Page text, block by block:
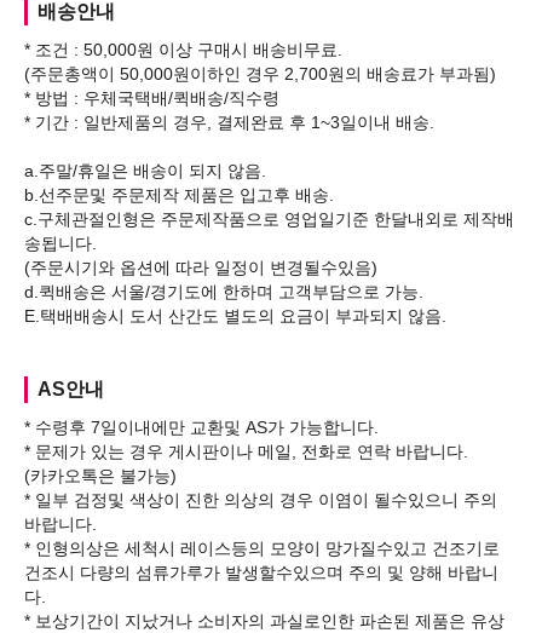
배송안내
* 조건 : 50,000원 이상 구매시 배송비무료.
(주문총액이 50,000원이하인 경우 2,700원의 배송료가 부과됨)
* 방법 : 우체국택배/퀵배송/직수령
* 기간 : 일반제품의 경우, 결제완료 후 1~3일이내 배송.
a.주말/휴일은 배송이 되지 않음.
b.선주문및 주문제작 제품은 입고후 배송.
c.구체관절인형은 주문제작품으로 영업일기준 한달내외로 제작배
송됩니다.
(주문시기와 옵션에 따라 일정이 변경될수있음)
d.퀵배송은 서울/경기도에 한하며 고객부담으로 가능.
AS안내
* 수령후 7일이내에만 교환및 AS가 가능합니다.
* 문제가 있는 경우 게시판이나 메일, 전화로 연락 바랍니다.
(카카오톡은 불가능)
* 일부 검정및 색상이 진한 의상의 경우 이염이 될수있으니 주의
바랍니다.
* 인형의상은 세척시 레이스등의 모양이 망가질수있고 건조기로
건조시 다량의 섬류가루가 발생할수있으며 주의 및 양해 바랍니
다.
* 보상기간이 지났거나 소비자의 과실로인한 파손된 제품은 유상